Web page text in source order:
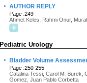
· AUTHOR REPLY
Page :249
Ahmet Keles, Rahmi Onur,
Pediatric Urology
· Bladder Volume
Page :250-255
Catalina Tessi, Carol M. Burek,
Gomez, Juan Pablo Corbetta